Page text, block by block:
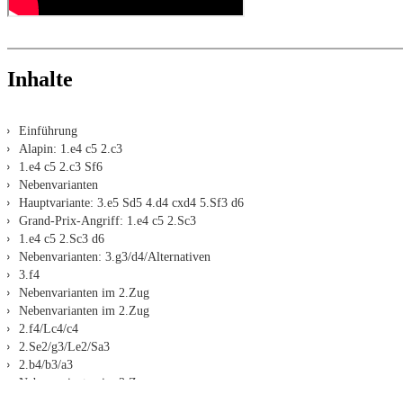
Inhalte
Einführung
Alapin: 1.e4 c5 2.c3
1.e4 c5 2.c3 Sf6
Nebenvarianten
Hauptvariante: 3.e5 Sd5 4.d4 cxd4 5.Sf3 d6
Grand-Prix-Angriff: 1.e4 c5 2.Sc3
1.e4 c5 2.Sc3 d6
Nebenvarianten: 3.g3/d4/Alternativen
3.f4
Nebenvarianten im 2.Zug
Nebenvarianten im 2.Zug
2.f4/Lc4/c4
2.Se2/g3/Le2/Sa3
2.b4/b3/a3
Nebenvarianten im 3.Zug